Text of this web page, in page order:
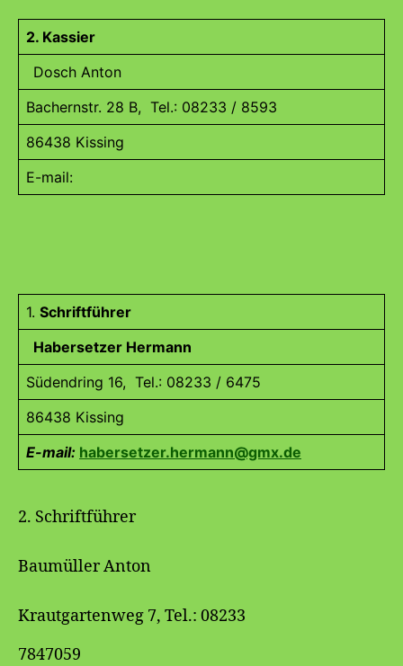
2. Kassier
Dosch Anton
Bachernstr. 28 B, Tel.: 08233 / 8593
86438 Kissing
E-mail:
1. Schriftführer
Habersetzer Hermann
Südendring 16, Tel.: 08233 / 6475
86438 Kissing
E-mail: habersetzer.hermann@gmx.de
2. Schriftführer
Baumüller Anton
Krautgartenweg 7, Tel.: 08233
7847059